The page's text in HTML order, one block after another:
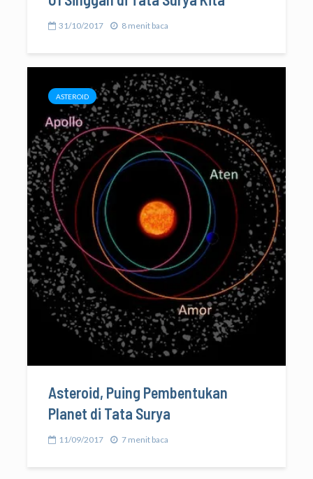
31/10/2017 8 menit baca
ASTEROID
Asteroid, Puing Pembentukan
Planet di Tata Surya
11/09/2017 7 menit baca